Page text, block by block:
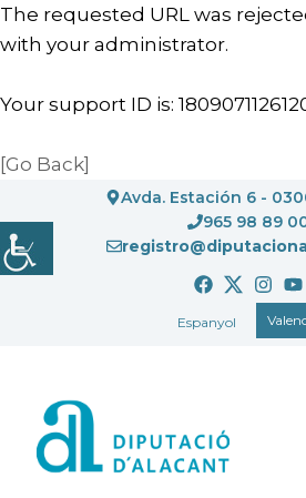
The requested URL was
with your administrator.
Your support ID is:
[Go Back]
al
contingut
Avda. Estación 6 -
965 98 89
Espanyol